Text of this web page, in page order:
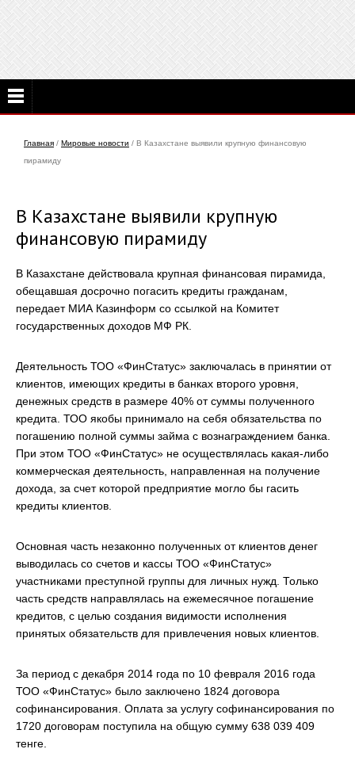
Главная / Мировые новости / В Казахстане выявили крупную финансовую
пирамиду
В Казахстане выявили крупную
финансовую пирамиду
В Казахстане действовала крупная финансовая пирамида,
обещавшая досрочно погасить кредиты гражданам,
передает МИА Казинформ со ссылкой на Комитет
государственных доходов МФ РК.
Деятельность ТОО «ФинСтатус» заключалась в принятии от
клиентов, имеющих кредиты в банках второго уровня,
денежных средств в размере 40% от суммы полученного
кредита. ТОО якобы принимало на себя обязательства по
погашению полной суммы займа с вознаграждением банка.
При этом ТОО «ФинСтатус» не осуществлялась какая-либо
коммерческая деятельность, направленная на получение
дохода, за счет которой предприятие могло бы гасить
кредиты клиентов.
Основная часть незаконно полученных от клиентов денег
выводилась со счетов и кассы ТОО «ФинСтатус»
участниками преступной группы для личных нужд. Только
часть средств направлялась на ежемесячное погашение
кредитов, с целью создания видимости исполнения
принятых обязательств для привлечения новых клиентов.
За период с декабря 2014 года по 10 февраля 2016 года
ТОО «ФинСтатус» было заключено 1824 договора
софинансирования. Оплата за услугу софинансирования по
1720 договорам поступила на общую сумму 638 039 409
тенге.